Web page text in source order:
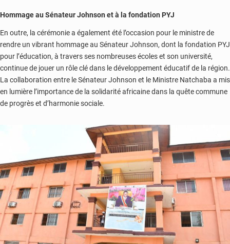
Hommage au Sénateur Johnson et à la fondation PYJ
En outre, la cérémonie a également été l’occasion pour le ministre de
rendre un vibrant hommage au Sénateur Johnson, dont la fondation PYJ
pour l’éducation, à travers ses nombreuses écoles et son université,
continue de jouer un rôle clé dans le développement éducatif de la région.
La collaboration entre le Sénateur Johnson et le Ministre Natchaba a mis
en lumière l’importance de la solidarité africaine dans la quête commune
de progrès et d’harmonie sociale.